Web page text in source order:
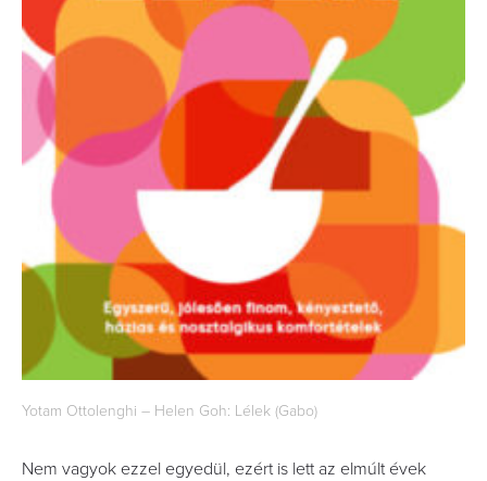
Yotam Ottolenghi – Helen Goh: Lélek (Gabo)
Nem vagyok ezzel egyedül, ezért is lett az elmúlt évek